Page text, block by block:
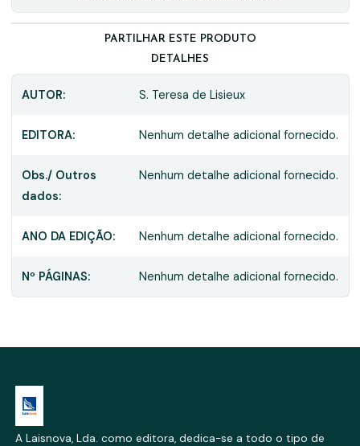
PARTILHAR ESTE PRODUTO
DETALHES
AUTOR: S. Teresa de Lisieux
EDITORA: Nenhum detalhe adicional fornecido.
Obs./ Outros
dados:
Nenhum detalhe adicional fornecido.
ANO DA EDIÇÃO: Nenhum detalhe adicional fornecido.
Nº PÁGINAS: Nenhum detalhe adicional fornecido.
A Laisnova, Lda. como editora, dedica-se a todo o tipo de